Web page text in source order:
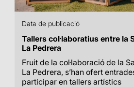
Data de publicació
Tallers col·laboratius entre la
La Pedrera
Fruit de la col·laboració de la
La Pedrera, s’han ofert
participar en tallers artístics